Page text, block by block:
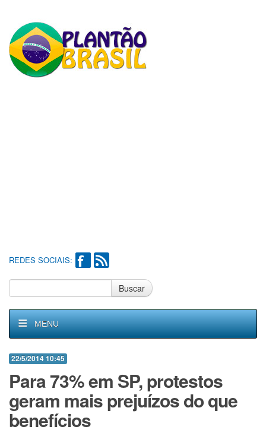
REDES SOCIAIS:
Buscar
MENU
22/5/2014 10:45
Para 73% em SP, protestos
geram mais prejuízos do que
benefícios